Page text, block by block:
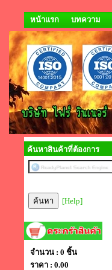
หน้าแรก บทความ
ค้นหาสินค้าที่ต้องการ
[Help]
จำนวน : 0 ชิ้น
ราคา : 0.00